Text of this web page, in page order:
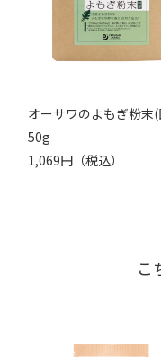
オーサワのよもぎ粉末
50g
1,069円（税込）
こ